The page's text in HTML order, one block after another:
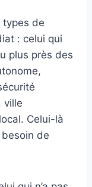
types de
: celui qui
plus près des
ville
Celui-là
de